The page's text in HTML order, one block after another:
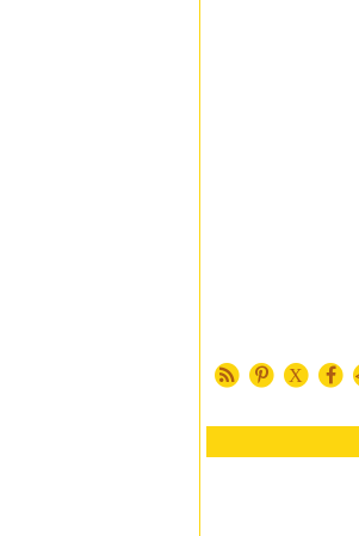
X